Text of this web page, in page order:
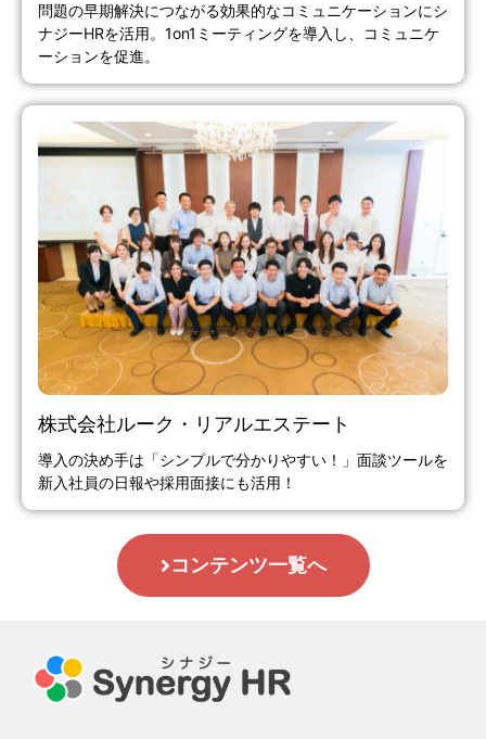
問題の早期解決につながる効果的なコミュニケーションにシ
ナジーHRを活用。1on1ミーティングを導入し、コミュニケ
ーションを促進。
株式会社ルーク・リアルエステート
導入の決め手は「シンプルで分かりやすい！」面談ツールを
新入社員の日報や採用面接にも活用！
コンテンツ一覧へ